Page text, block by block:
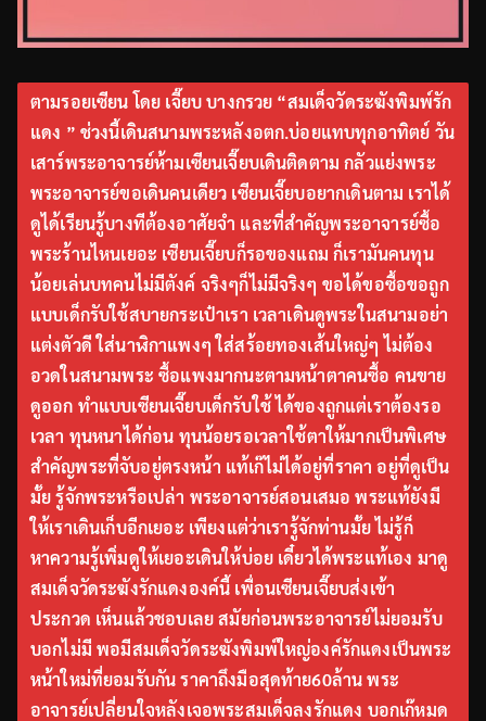
ตามรอยเซียน โดย เจี๊ยบ บางกรวย “สมเด็จวัดระฆังพิมพ์รัก
แดง ” ช่วงนี้เดินสนามพระหลังอตก.บ่อยแทบทุกอาทิตย์ วัน
เสาร์พระอาจารย์ห้ามเซียนเจี๊ยบเดินติดตาม กลัวแย่งพระ
พระอาจารย์ขอเดินคนเดียว เซียนเจี๊ยบอยากเดินตาม เราได้
ดูได้เรียนรู้บางทีต้องอาศัยจำ และที่สำคัญพระอาจารย์ซื้อ
พระร้านไหนเยอะ เซียนเจี๊ยบก็รอของแถม ก็เรามันคนทุน
น้อยเล่นบทคนไม่มีตังค์ จริงๆก็ไม่มีจริงๆ ขอได้ขอซื้อขอถูก
แบบเด็กรับใช้สบายกระเป๋าเรา เวลาเดินดูพระในสนามอย่า
แต่งตัวดี ใส่นาฬิกาแพงๆ ใส่สร้อยทองเส้นใหญ่ๆ ไม่ต้อง
อวดในสนามพระ ซื้อแพงมากนะตามหน้าตาคนซื้อ คนขาย
ดูออก ทำแบบเซียนเจี๊ยบเด็กรับใช้ ได้ของถูกแต่เราต้องรอ
เวลา ทุนหนาได้ก่อน ทุนน้อยรอเวลาใช้ตาให้มากเป็นพิเศษ
สำคัญพระที่จับอยู่ตรงหน้า แท้เก๊ไม่ได้อยู่ที่ราคา อยู่ที่ดูเป็น
มั้ย รู้จักพระหรือเปล่า พระอาจารย์สอนเสมอ พระแท้ยังมี
ให้เราเดินเก็บอีกเยอะ เพียงแต่ว่าเรารู้จักท่านมั้ย ไม่รู้ก็
หาความรู้เพิ่มดูให้เยอะเดินให้บ่อย เดี๋ยวได้พระแท้เอง มาดู
สมเด็จวัดระฆังรักแดงองค์นี้ เพื่อนเซียนเจี๊ยบส่งเข้า
ประกวด เห็นแล้วชอบเลย สมัยก่อนพระอาจารย์ไม่ยอมรับ
บอกไม่มี พอมีสมเด็จวัดระฆังพิมพ์ใหญ่องค์รักแดงเป็นพระ
หน้าใหม่ที่ยอมรับกัน ราคาถึงมือสุดท้าย60ล้าน พระ
อาจารย์เปลี่ยนใจหลังเจอพระสมเด็จลงรักแดง บอกเก๊หมด